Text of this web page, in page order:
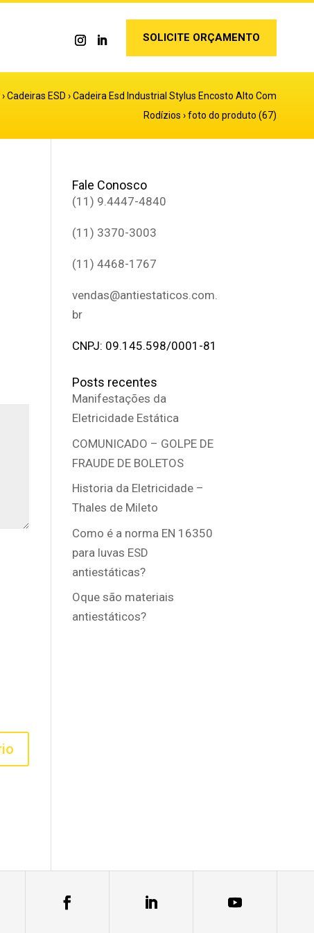
SOLICITE ORÇAMENTO
›Cadeiras ESD ›Cadeira Esd Industrial Stylus Encosto Alto Com
Rodízios ›foto do produto (67)
Fale Conosco
(11) 9.4447-4840
(11) 3370-3003
(11) 4468-1767
vendas@antiestaticos.com.
br
CNPJ: 09.145.598/0001-81
Posts recentes
Manifestações da
Eletricidade Estática
COMUNICADO – GOLPE DE
FRAUDE DE BOLETOS
Historia da Eletricidade –
Thales de Mileto
Como é a norma EN 16350
para luvas ESD
antiestáticas?
Oque são materiais
antiestáticos?